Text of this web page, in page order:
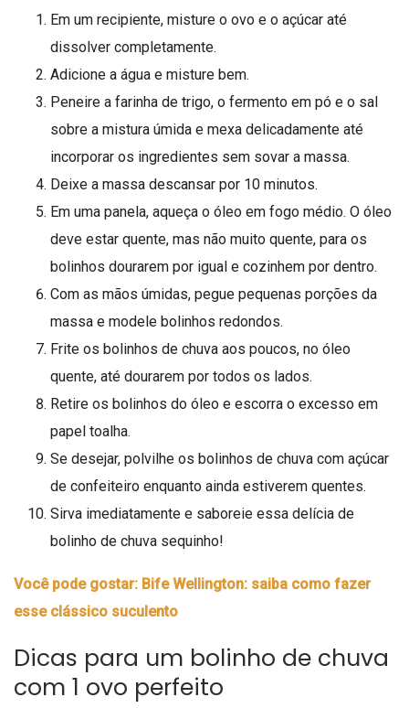
Em um recipiente, misture o ovo e o açúcar até
dissolver completamente.
Adicione a água e misture bem.
Peneire a farinha de trigo, o fermento em pó e o sal
sobre a mistura úmida e mexa delicadamente até
incorporar os ingredientes sem sovar a massa.
Deixe a massa descansar por 10 minutos.
Em uma panela, aqueça o óleo em fogo médio. O óleo
deve estar quente, mas não muito quente, para os
bolinhos dourarem por igual e cozinhem por dentro.
Com as mãos úmidas, pegue pequenas porções da
massa e modele bolinhos redondos.
Frite os bolinhos de chuva aos poucos, no óleo
quente, até dourarem por todos os lados.
Retire os bolinhos do óleo e escorra o excesso em
papel toalha.
Se desejar, polvilhe os bolinhos de chuva com açúcar
de confeiteiro enquanto ainda estiverem quentes.
Sirva imediatamente e saboreie essa delícia de
bolinho de chuva sequinho!
Você pode gostar: Bife Wellington: saiba como fazer
esse clássico suculento
Dicas para um bolinho de chuva
com 1 ovo perfeito